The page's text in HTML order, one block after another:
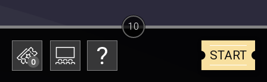
0 START
10